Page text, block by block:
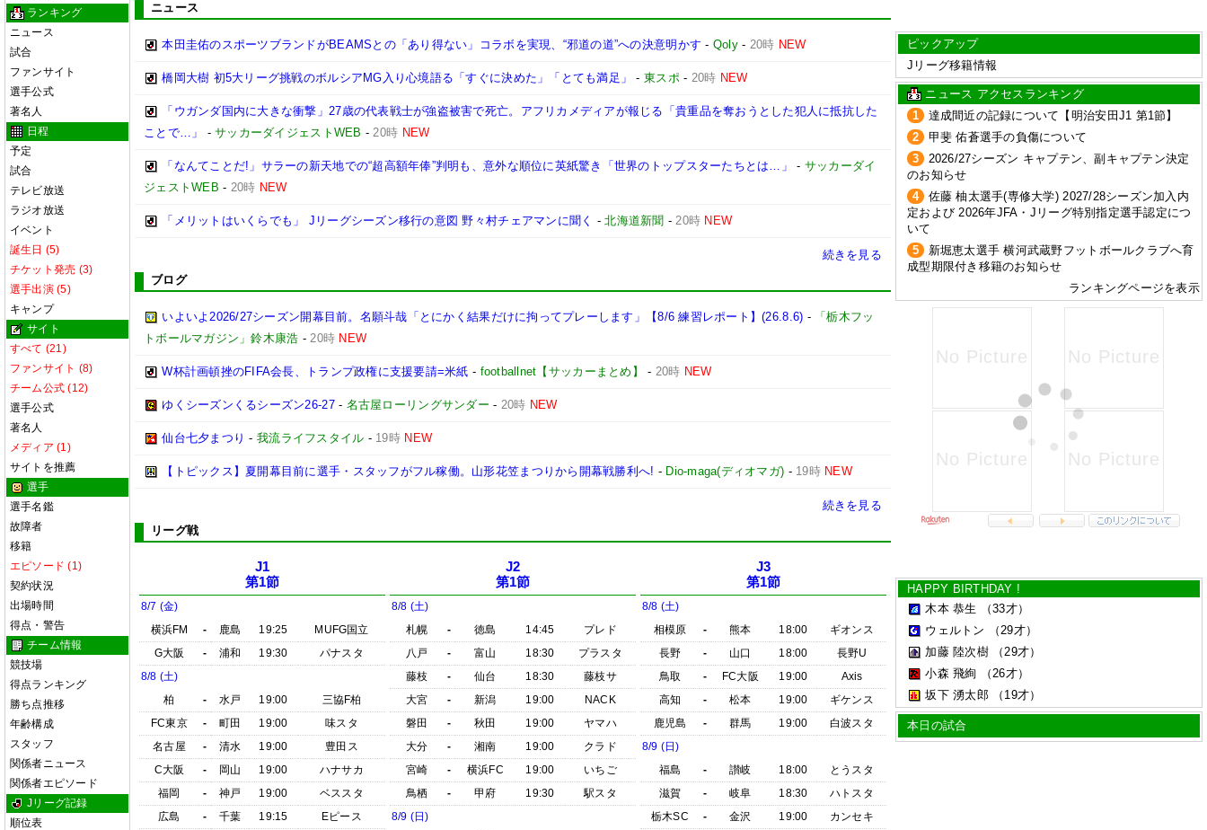
ランキング
ニュース
試合
ファンサイト
選手公式
著名人
日程
予定
試合
テレビ放送
ラジオ放送
イベント
誕生日 (5)
チケット発売 (3)
選手出演 (5)
キャンプ
サイト
すべて (21)
ファンサイト (8)
チーム公式 (12)
選手公式
著名人
メディア (1)
サイトを推薦
選手
選手名鑑
故障者
移籍
エピソード (1)
契約状況
出場時間
得点・警告
チーム情報
競技場
得点ランキング
勝ち点推移
年齢構成
スタッフ
関係者ニュース
関係者エピソード
Jリーグ記録
順位表
ニュース
本田圭佑のスポーツブランドがBEAMSとの「あり得ない」コラボを実現、“邪道の道”への決意明かす - Qoly- 20時 NEW
橋岡大樹 初5大リーグ挑戦のボルシアMG入り心境語る「すぐに決めた」「とても満足」 -東スポ- 20時 NEW
「ウガンダ国内に大きな衝撃」27歳の代表戦士が強盗被害で死亡。アフリカメディアが報じる「貴重品を奪おうとした犯人に抵抗した
ことで…」
-サッカーダイジェストWEB -20時 NEW
「なんてことだ!」サラーの新天地での“超高額年俸”判明も、意外な順位に英紙驚き「世界のトップスターたちとは…」 - サッカーダイ
ジェストWEB - 20時 NEW
「メリットはいくらでも」 Jリーグシーズン移行の意図 野々村チェアマンに聞く -北海道新聞 -20時 NEW
続きを見る
ブログ
いよいよ2026/27シーズン開幕目前。名願斗哉「とにかく結果だけに拘ってプレーします」【8/6 練習レポート】(26.8.6) -
「栃木フッ
トボールマガジン」鈴木康浩 -20時 NEW
W杯計画頓挫のFIFA会長、トランプ政権に支援要請=米紙 - footballnet【サッカーまとめ】 - 20時 NEW
ゆくシーズンくるシーズン26-27- 名古屋ローリングサンダー - 20時 NEW
仙台七夕まつり - 我流ライフスタイル - 19時 NEW
【トピックス】夏開幕目前に選手・スタッフがフル稼働。山形花笠まつりから開幕戦勝利へ! - Dio-maga(ディオマガ) - 19時 NEW
続きを見る
リーグ戦
J1
第1節
8/7 (金)
横浜FM
- 鹿島 19:25
MUFG国立
G大阪
- 浦和 19:30
パナスタ
8/8 (土)
柏
- 水戸 19:00
三協F柏
FC東京
- 町田 19:00
味スタ
名古屋
- 清水 19:00
豊田ス
C大阪
- 岡山 19:00
ハナサカ
福岡
- 神戸 19:00
ベススタ
広島
- 千葉 19:15
Eピース
J2
第1節
8/8 (土)
札幌
- 徳島 14:45
プレド
八戸
- 富山 18:30
プラスタ
藤枝
- 仙台 18:30
藤枝サ
大宮
- 新潟 19:00
NACK
磐田
- 秋田 19:00
ヤマハ
大分
- 湘南 19:00
クラド
宮崎
- 横浜FC 19:00
いちご
鳥栖
- 甲府 19:30
駅スタ
8/9 (日)
J3
第1節
8/8 (土)
相模原
- 熊本 18:00
ギオンス
長野
- 山口 18:00
長野U
鳥取
- FC大阪 19:00
Axis
高知
- 松本 19:00
ギケンス
鹿児島
- 群馬 19:00
白波スタ
8/9 (日)
福島
- 讃岐 18:00
とうスタ
滋賀
- 岐阜 18:30
ハトスタ
栃木SC
- 金沢 19:00
カンセキ
ピックアップ
Jリーグ移籍情報
ニュース アクセスランキング
1
達成間近の記録について【明治安田J1 第1節】
2
甲斐 佑蒼選手の負傷について
3
2026/27シーズン キャプテン、副キャプテン決定
のお知らせ
4
佐藤 柚太選手(専修大学) 2027/28シーズン加入内
定および 2026年JFA・Jリーグ特別指定選手認定につ
いて
5
新堀恵太選手 横河武蔵野フットボールクラブへ育
成型期限付き移籍のお知らせ
ランキングページを表示
HAPPY BIRTHDAY !
木本 恭生
（33才）
ウェルトン
（29才）
加藤 陸次樹
（29才）
小森 飛絢
（26才）
坂下 湧太郎
（19才）
本日の試合